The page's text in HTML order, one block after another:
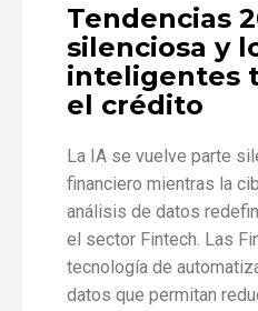
Tendencias
silenciosa y
inteligentes
el crédito
La IA se vuelve parte
financiero mientras la
análisis de datos
el sector Fintech. Las
tecnología de
datos que permitan